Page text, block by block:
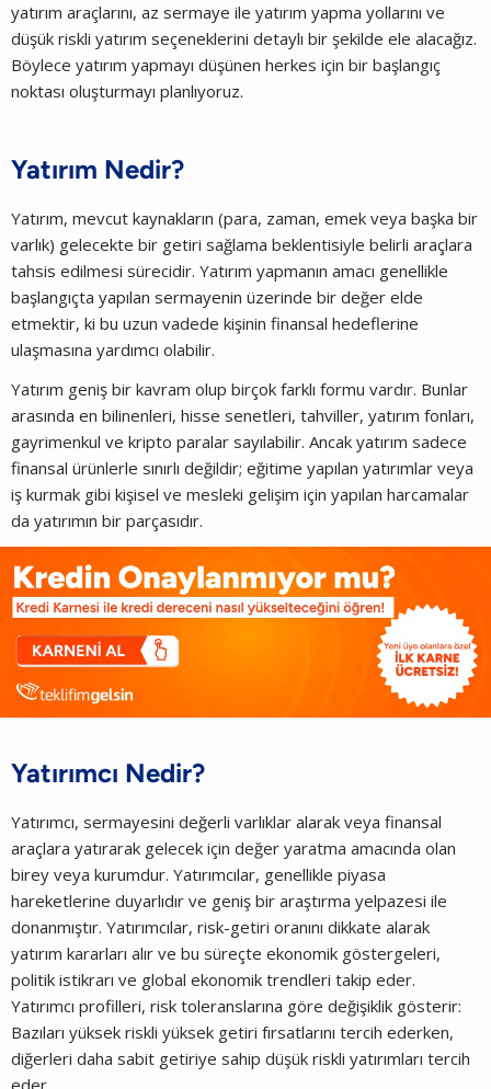
yatırım araçlarını, az sermaye ile yatırım yapma yollarını ve
düşük riskli yatırım seçeneklerini detaylı bir şekilde ele alacağız.
Böylece yatırım yapmayı düşünen herkes için bir başlangıç
noktası oluşturmayı planlıyoruz.
Yatırım Nedir?
Yatırım, mevcut kaynakların (para, zaman, emek veya başka bir
varlık) gelecekte bir getiri sağlama beklentisiyle belirli araçlara
tahsis edilmesi sürecidir. Yatırım yapmanın amacı genellikle
başlangıçta yapılan sermayenin üzerinde bir değer elde
etmektir, ki bu uzun vadede kişinin finansal hedeflerine
ulaşmasına yardımcı olabilir.
Yatırım geniş bir kavram olup birçok farklı formu vardır. Bunlar
arasında en bilinenleri, hisse senetleri, tahviller, yatırım fonları,
gayrimenkul ve kripto paralar sayılabilir. Ancak yatırım sadece
finansal ürünlerle sınırlı değildir; eğitime yapılan yatırımlar veya
iş kurmak gibi kişisel ve mesleki gelişim için yapılan harcamalar
da yatırımın bir parçasıdır.
Yatırımcı Nedir?
Yatırımcı, sermayesini değerli varlıklar alarak veya finansal
araçlara yatırarak gelecek için değer yaratma amacında olan
birey veya kurumdur. Yatırımcılar, genellikle piyasa
hareketlerine duyarlıdır ve geniş bir araştırma yelpazesi ile
donanmıştır. Yatırımcılar, risk-getiri oranını dikkate alarak
yatırım kararları alır ve bu süreçte ekonomik göstergeleri,
politik istikrarı ve global ekonomik trendleri takip eder.
Yatırımcı profilleri, risk toleranslarına göre değişiklik gösterir:
Bazıları yüksek riskli yüksek getiri fırsatlarını tercih ederken,
diğerleri daha sabit getiriye sahip düşük riskli yatırımları tercih
eder.